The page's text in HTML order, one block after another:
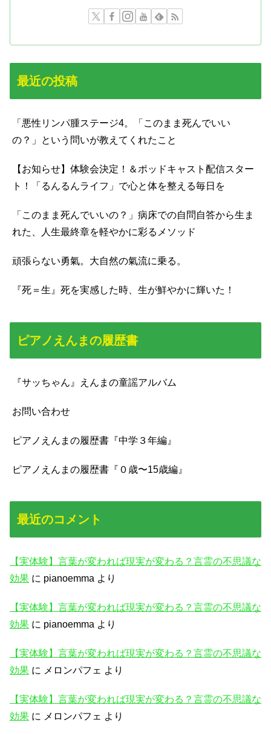
最近の投稿
「悪性リンパ腫ステージ4。「このまま死んでいい
の？」という問いが教えてくれたこと
【お知らせ】体験会決定！＆ポッドキャスト配信スター
ト！「るんるんライフ」で心と体を整える毎日を
「このまま死んでいいの？」病床での自問自答から生ま
れた、人生最終章を軽やかに彩るメソッド
頑張らない勇氣。大自然の氣流に乗る。
『死＝生』死を実感した時、生が鮮やかに輝いた！
ピアノえんまの履歴書
『サッちゃん』えんまの童謡アルバム
お問い合わせ
ピアノえんまの履歴書『中学３年編』
ピアノえんまの履歴書『０歳〜15歳編』
最近のコメント
【実体験】言葉が変われば現実が変わる？言霊の不思議な
効果 に pianoemma より
【実体験】言葉が変われば現実が変わる？言霊の不思議な
効果 に pianoemma より
【実体験】言葉が変われば現実が変わる？言霊の不思議な
効果 に メロンパフェ より
【実体験】言葉が変われば現実が変わる？言霊の不思議な
効果 に メロンパフェ より